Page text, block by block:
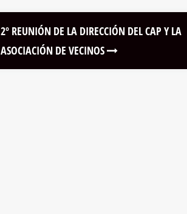
2º REUNIÓN DE LA DIRECCIÓN DEL CAP Y LA
ASOCIACIÓN DE VECINOS